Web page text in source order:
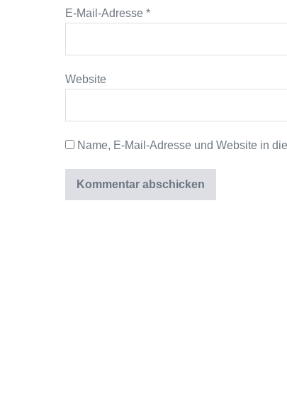
E-Mail-Adresse *
Website
Name, E-Mail-Adresse und Website in